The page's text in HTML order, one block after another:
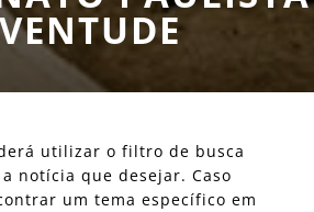
utilizar o filtro de busca
notícia que desejar. Caso
um tema específico em